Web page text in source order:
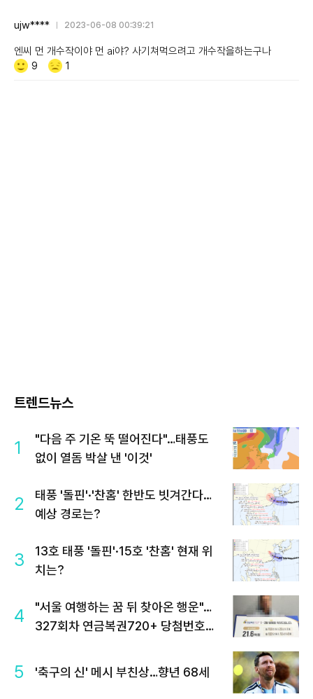
ujw**** 2023-06-08 00:39:21
엔씨 먼 개수작이야 먼 ai야? 사기쳐먹으려고 개수작을하는구나
Like/Dislike
공
9
비1
트렌드뉴스
1
"다음 주 기온 뚝 떨어진다"…태풍도
없이 열돔 박살 낸 '이것'
2
태풍 '돌핀'·'찬홈' 한반도 빗겨간다…
예상 경로는?
3
13호 태풍 '돌핀'·15호 '찬홈' 현재 위
치는?
4
"서울 여행하는 꿈 뒤 찾아온 행운"…
327회차 연금복권720+ 당첨번호조
5 '축구의 신' 메시 부친상…향년 68세